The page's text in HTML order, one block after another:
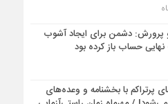
پرورش: دشمن برای ایجاد آشوب
حساب باز کرده بود
پرتراکم با بخشنامه و وعده‌های